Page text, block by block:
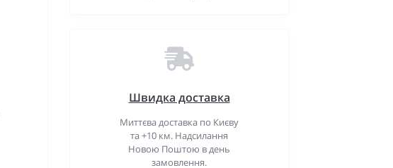
Швидка доставка
Миттєва доставка по Києву
та +10 км. Надсилання
Новою Поштою в день
замовлення.